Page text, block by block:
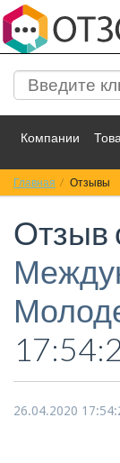
Компании
Спорт Фильмы
Красота
Главная Отзывы
Отзыв
26.04.2020